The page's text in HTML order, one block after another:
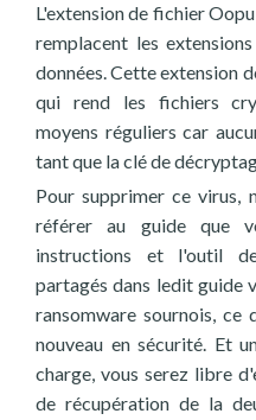
L'extension de fichier
remplacent les
données. Cette extension
qui rend les fichiers
moyens réguliers car
tant que la clé de
Pour supprimer ce virus,
référer au guide que
instructions et l'outil de
partagés dans ledit guide
ransomware sournois,
nouveau en sécurité. Et
charge, vous serez libre
de récupération de la